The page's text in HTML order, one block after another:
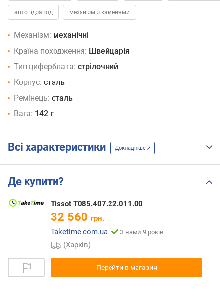
автопідзавод механізм з каменями
Механізм: механічні
Країна походження: Швейцарія
Тип циферблата: стрілочний
Корпус: сталь
Ремінець: сталь
Вага: 142 г
Всі характеристики Докладніше
Де купити?
Tissot T085.407.22.011.00
32 560 грн.
Taketime.com.ua
З нами 9 років
(Харків)
Перейти в магазин